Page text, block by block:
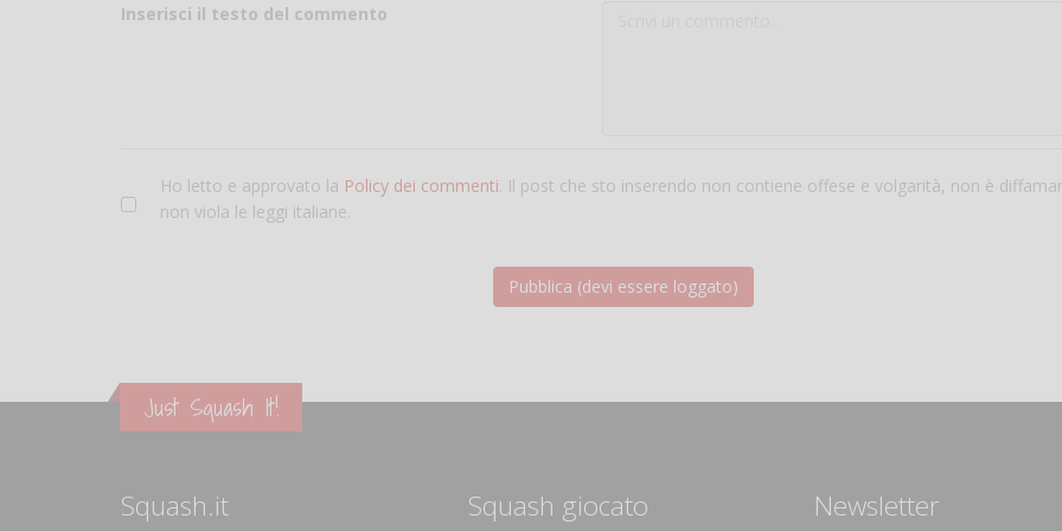
Inserisci il testo del commento
Ho letto e approvato la Policy dei commenti. Il post che sto inserendo non contiene offese e volgarità, non è
non viola le leggi italiane.
Just Squash It!
Squash.it Squash giocato Newsletter